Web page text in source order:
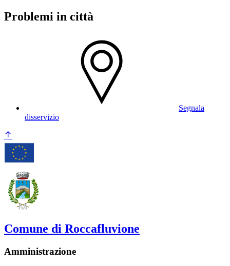
Problemi in città
Segnala
disservizio
Comune di Roccafluvione
Amministrazione